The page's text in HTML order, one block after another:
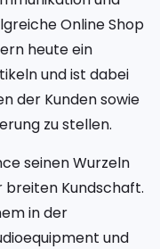
Online Shop
heute ein
und ist dabei
der Kunden sowie
zu stellen.
seinen Wurzeln
Kundschaft.
in der
und